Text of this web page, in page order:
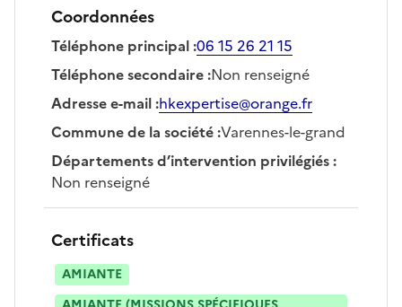
Coordonnées
Téléphone principal:06 15 26 21 15
Téléphone secondaire:Non renseigné
Adresse e-mail:hkexpertise@orange.fr
Commune de la société:Varennes-le-grand
Départements d’intervention privilégiés:
Non renseigné
Certificats
AMIANTE